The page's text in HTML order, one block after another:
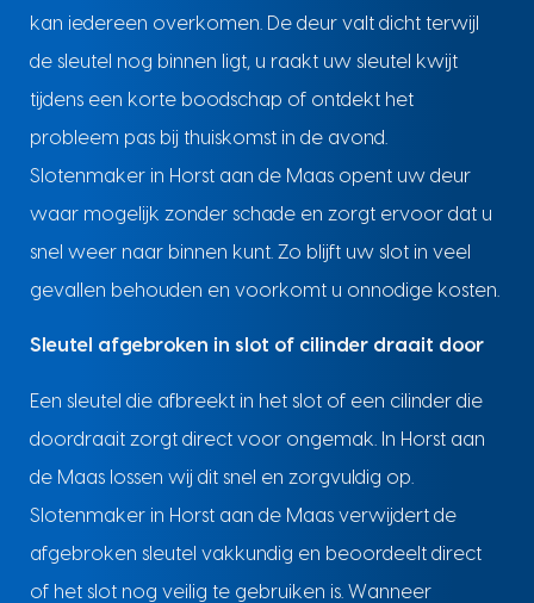
kan iedereen overkomen. De deur valt dicht terwijl
de sleutel nog binnen ligt, u raakt uw sleutel kwijt
tijdens een korte boodschap of ontdekt het
probleem pas bij thuiskomst in de avond.
Slotenmaker in Horst aan de Maas opent uw deur
waar mogelijk zonder schade en zorgt ervoor dat u
snel weer naar binnen kunt. Zo blijft uw slot in veel
gevallen behouden en voorkomt u onnodige kosten.
Sleutel afgebroken in slot of cilinder draait door
Een sleutel die afbreekt in het slot of een cilinder die
doordraait zorgt direct voor ongemak. In Horst aan
de Maas lossen wij dit snel en zorgvuldig op.
Slotenmaker in Horst aan de Maas verwijdert de
afgebroken sleutel vakkundig en beoordeelt direct
of het slot nog veilig te gebruiken is. Wanneer